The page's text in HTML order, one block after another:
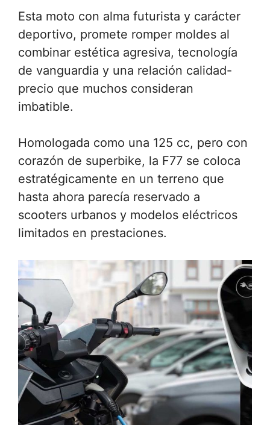
Esta moto con alma futurista y carácter
deportivo, promete romper moldes al
combinar estética agresiva, tecnología
de vanguardia y una relación calidad-
precio que muchos consideran
imbatible.
Homologada como una 125 cc, pero con
corazón de superbike, la F77 se coloca
estratégicamente en un terreno que
hasta ahora parecía reservado a
scooters urbanos y modelos eléctricos
limitados en prestaciones.